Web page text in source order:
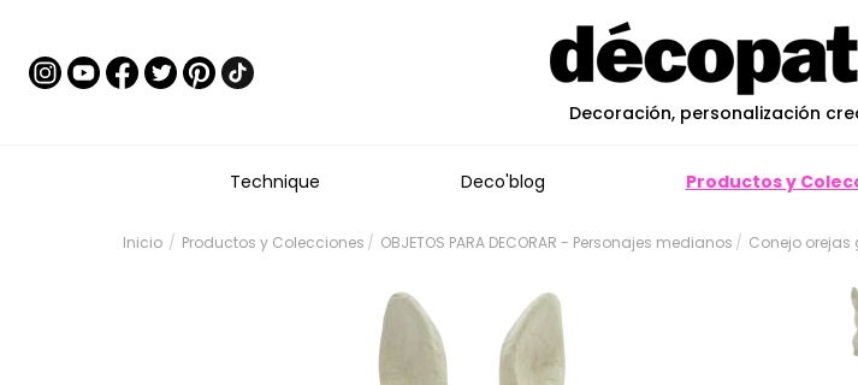
Decoración, personalización
Technique Deco'blog Productos y
Inicio Productos y Colecciones OBJETOS PARA DECORAR - Personajes medianos Conejo orejas